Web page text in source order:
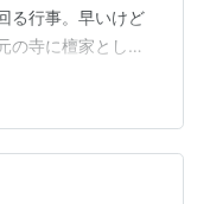
る行事。早いけど
の寺に檀家として
は神式も仏式も宗
要らないし来てほ
いうか、こうすべ
なのか半強制的